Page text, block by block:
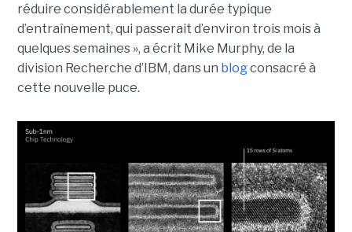
réduire considérablement la durée typique
d’entraînement, qui passerait d’environ trois mois à
quelques semaines », a écrit Mike Murphy, de la
division Recherche d’IBM, dans un blogconsacré à
cette nouvelle puce.